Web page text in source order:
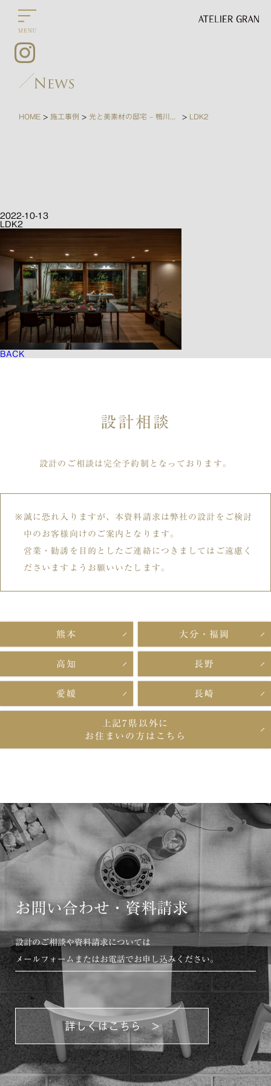
HOME >施工事例 > > LDK2
2022-10-13
LDK2
BACK
設計相談
設計のご相談は完全予約制となっております。
誠に恐れ入りますが、本資料請求は弊社の設計をご検討
中のお客様向けのご案内となります。
営業・勧誘を目的としたご連絡につきましてはご遠慮く
ださいますようお願いいたします。
熊本 大分・福岡
高知 長野
愛媛 長崎
上記7県以外に
お住まいの方はこちら
お問い合わせ・資料請求
設計のご相談や資料請求については
メールフォームまたはお電話でお申し込みください。
詳しくはこちら >